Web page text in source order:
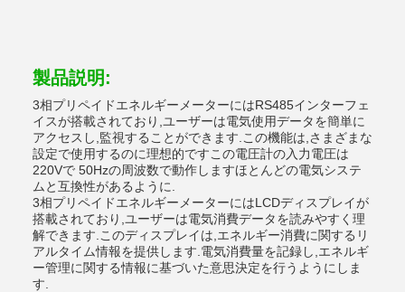
製品説明:
3相プリペイドエネルギーメーターにはRS485インターフェ
イスが搭載されており,ユーザーは電気使用データを簡単に
アクセスし,監視することができます.この機能は,さまざまな
設定で使用するのに理想的ですこの電圧計の入力電圧は
220Vで 50Hzの周波数で動作しますほとんどの電気システ
ムと互換性があるように.
3相プリペイドエネルギーメーターにはLCDディスプレイが
搭載されており,ユーザーは電気消費データを読みやすく理
解できます.このディスプレイは,エネルギー消費に関するリ
アルタイム情報を提供します.電気消費量を記録し,エネルギ
ー管理に関する情報に基づいた意思決定を行うようにしま
す.